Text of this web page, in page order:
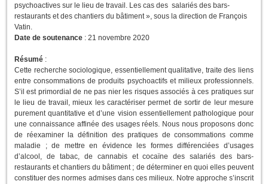
psychoactives sur le lieu de travail. Les cas des salariés des bars-
restaurants et des chantiers du bâtiment », sous la direction de François
Vatin.
Date de soutenance : 21 novembre 2020
Résumé :
Cette recherche sociologique, essentiellement qualitative, traite des liens
entre consommations de produits psychoactifs et milieux professionnels.
S’il est primordial de ne pas nier les risques associés à ces pratiques sur
le lieu de travail, mieux les caractériser permet de sortir de leur mesure
purement quantitative et d’une vision essentiellement pathologique pour
une connaissance affinée des usages réels. Nous nous proposons donc
de réexaminer la définition des pratiques de consommations comme
maladie ; de mettre en évidence les formes différenciées d’usages
d’alcool, de tabac, de cannabis et cocaïne des salariés des bars-
restaurants et chantiers du bâtiment ; de déterminer en quoi elles peuvent
constituer des normes admises dans ces milieux. Notre approche s’inscrit